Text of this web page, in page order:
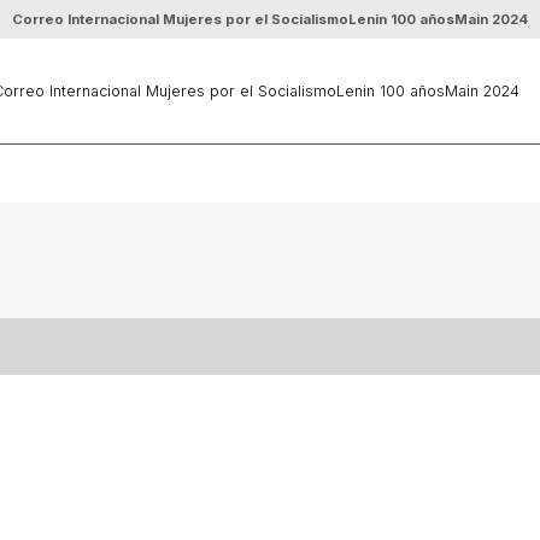
Correo Internacional Mujeres por el SocialismoLenin 100 añosMain 2024
Internacional Mujeres por el SocialismoLenin 100 añosMain 2024